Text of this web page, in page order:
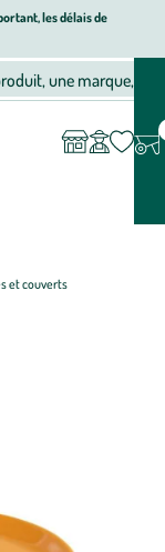
les délais de
alimentation bio
une marque, un
compte
et couverts